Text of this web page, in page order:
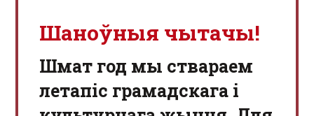
Шаноўныя чытачы!
Шмат год мы ствараем
летапіс грамадскага і